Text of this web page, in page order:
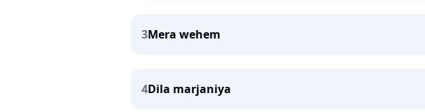
3Mera wehem
4Dila marjaniya